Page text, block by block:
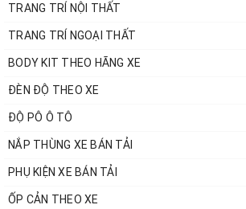
Cảm biến ảnh Sony Trước & Sau:
cực rõ
Ghi Hình Rõ Nét Cùng Lúc Trước &
giải Ultra HD 4K
trong Full HD 1080p với cảm biến
lại toàn bộ hành trình xe trước sau
thông tin tốc độ.
TRANG TRÍ NỘI THẤT
TRANG TRÍ NGOẠI THẤT
BODY KIT THEO HÃNG XE
ĐÈN ĐỘ THEO XE
ĐỘ PÔ Ô TÔ
NẮP THÙNG XE BÁN TẢI
PHỤ KIỆN XE BÁN TẢI
ỐP CẢN THEO XE